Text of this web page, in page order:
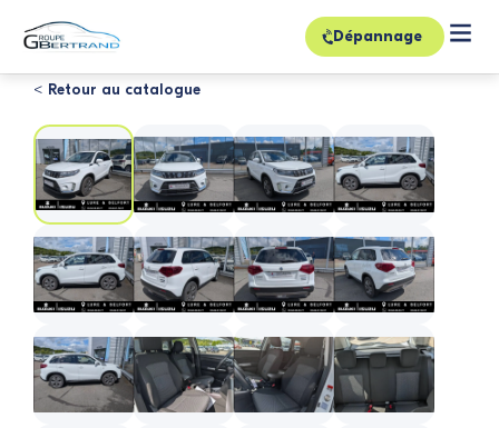
Dépannage
< Retour au catalogue